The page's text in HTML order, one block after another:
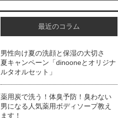
最近のコラム
男性向け夏の洗顔と保湿の大切さ
夏キャンペーン「dinooneとオリジナ
ルタオルセット」
薬用炭で洗う！体臭予防！臭わない
男になる人気薬用ボディソープ教え
ます！